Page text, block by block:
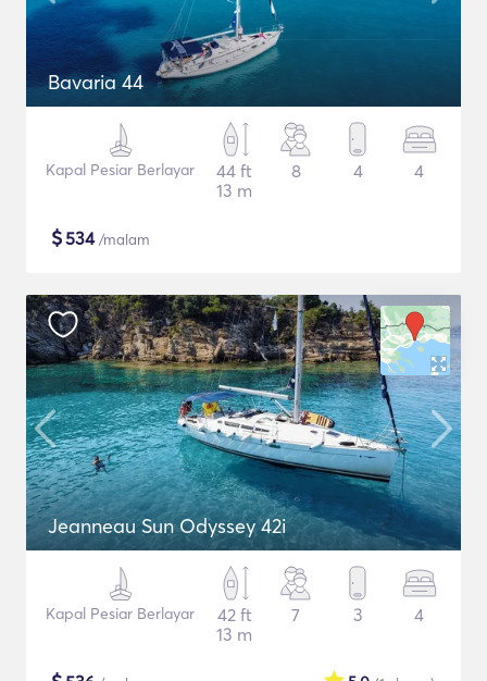
Bavaria 44
Kapal Pesiar Berlayar
44 ft
13 m
8 4 4
$534/malam
Jeanneau Sun Odyssey 42i
Kapal Pesiar Berlayar
42 ft
13 m
7 3 4